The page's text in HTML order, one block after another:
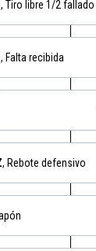
, Tiro libre 1/2 fallado
, Falta recibida
, Rebote defensivo